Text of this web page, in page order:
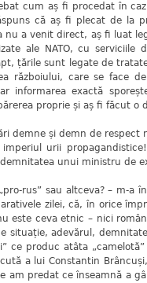
cum aș fi procedat în
că aș fi plecat de la
nu a venit direct, aș fi luat
ale NATO, cu
țările sunt legate de
războiului, care se face
informarea exactă
proprie și aș fi făcut o
demne și demn de respect
imperiul urii
unui ministru de
rus” sau altceva? – m-a
zilei, că, în orice
este ceva etnic – nici
situație, adevărul,
ce produc atâta
a lui Constantin
am predat ce înseamnă a